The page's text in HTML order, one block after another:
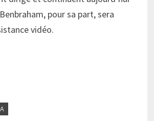
pour sa part, sera
vidéo.